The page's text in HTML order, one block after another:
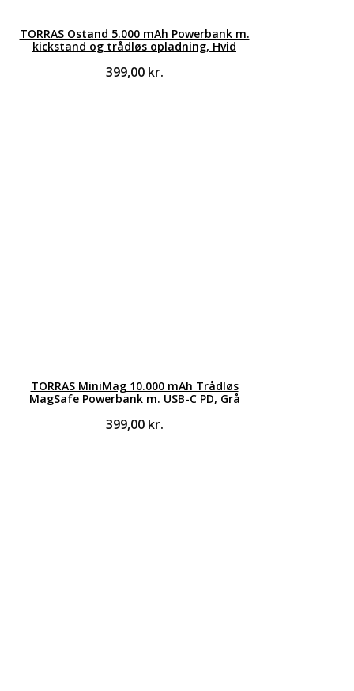
TORRAS Ostand 5.000 mAh Powerbank m.
kickstand og trådløs opladning, Hvid
399,00 kr.
TORRAS MiniMag 10.000 mAh Trådløs
MagSafe Powerbank m. USB-C PD, Grå
399,00 kr.